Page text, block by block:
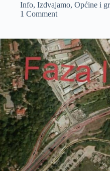
Info, Izdvajamo, Općine i
1 Comment